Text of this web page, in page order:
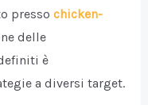
presso chicken-
delle
è
a diversi target.